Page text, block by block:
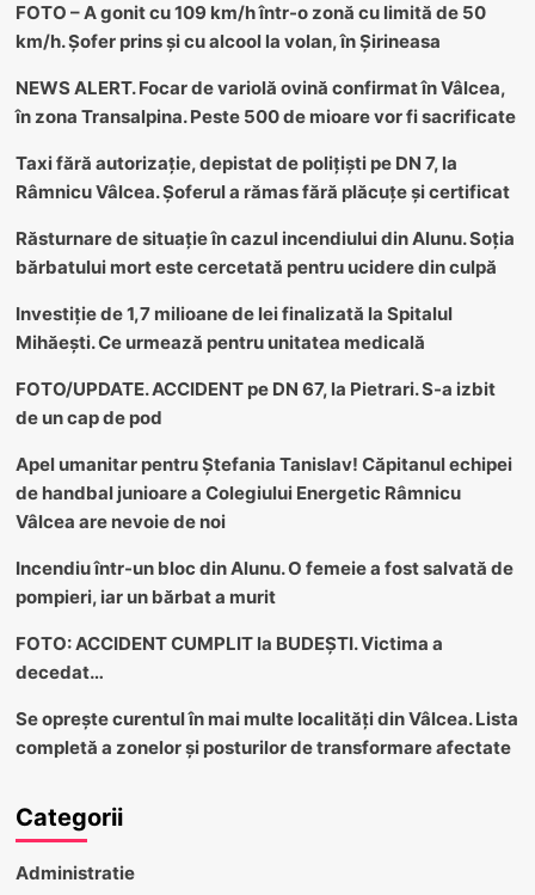
FOTO – A gonit cu 109 km/h într-o zonă cu limită de 50
km/h. Șofer prins și cu alcool la volan, în Șirineasa
NEWS ALERT. Focar de variolă ovină confirmat în Vâlcea,
în zona Transalpina. Peste 500 de mioare vor fi sacrificate
Taxi fără autorizație, depistat de polițiști pe DN 7, la
Râmnicu Vâlcea. Șoferul a rămas fără plăcuțe și certificat
Răsturnare de situație în cazul incendiului din Alunu. Soția
bărbatului mort este cercetată pentru ucidere din culpă
Investiție de 1,7 milioane de lei finalizată la Spitalul
Mihăești. Ce urmează pentru unitatea medicală
FOTO/UPDATE. ACCIDENT pe DN 67, la Pietrari. S-a izbit
de un cap de pod
Apel umanitar pentru Ștefania Tanislav! Căpitanul echipei
de handbal junioare a Colegiului Energetic Râmnicu
Vâlcea are nevoie de noi
Incendiu într-un bloc din Alunu. O femeie a fost salvată de
pompieri, iar un bărbat a murit
FOTO: ACCIDENT CUMPLIT la BUDEȘTI. Victima a
decedat…
Se oprește curentul în mai multe localități din Vâlcea. Lista
completă a zonelor și posturilor de transformare afectate
Categorii
Administratie